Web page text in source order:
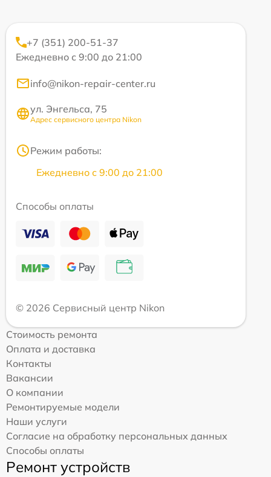
+7 (351) 200-51-37
Ежедневно с 9:00 до 21:00
info@nikon-repair-center.ru
ул. Энгельса, 75
Адрес сервисного центра Nikon
Режим работы:
Ежедневно с 9:00 до 21:00
Способы оплаты
© 2026 Сервисный центр Nikon
Стоимость ремонта
Оплата и доставка
Контакты
Вакансии
О компании
Ремонтируемые модели
Наши услуги
Согласие на обработку персональных данных
Способы оплаты
Ремонт устройств